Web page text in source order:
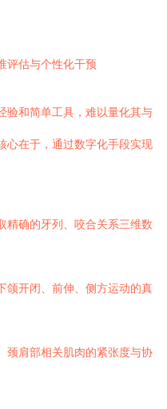
评估与个性化干预
验和简单工具，难以量化其与
心在于，通过数字化手段实现
精确的牙列、咬合关系三维数
颌开闭、前伸、侧方运动的真
颈肩部相关肌肉的紧张度与协